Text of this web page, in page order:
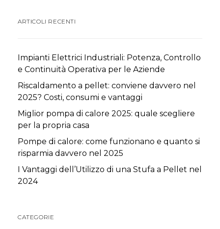
ARTICOLI RECENTI
Impianti Elettrici Industriali: Potenza, Controllo
e Continuità Operativa per le Aziende
Riscaldamento a pellet: conviene davvero nel
2025? Costi, consumi e vantaggi
Miglior pompa di calore 2025: quale scegliere
per la propria casa
Pompe di calore: come funzionano e quanto si
risparmia davvero nel 2025
I Vantaggi dell’Utilizzo di una Stufa a Pellet nel
2024
CATEGORIE